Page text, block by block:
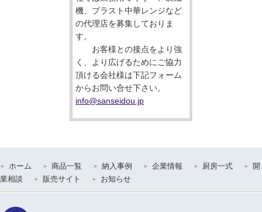
機、ブラスト中華レンジなど
の代理店を募集しておりま
す。
お客様との接点をより強
く、より広げるためにご協力
頂ける会社様は下記フォーム
からお問い合せ下さい。
info@sanseidou.jp
ホーム 商品一覧 納入事例 企業情報 厨房一式
開
業相談
販売サイト お知らせ